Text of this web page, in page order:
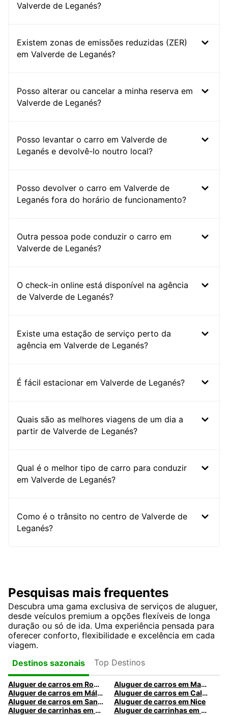
Valverde de Leganés?
Existem zonas de emissões reduzidas (ZER)
em Valverde de Leganés?
Posso alterar ou cancelar a minha reserva em
Valverde de Leganés?
Posso levantar o carro em Valverde de
Leganés e devolvê-lo noutro local?
Posso devolver o carro em Valverde de
Leganés fora do horário de funcionamento?
Outra pessoa pode conduzir o carro em
Valverde de Leganés?
O check-in online está disponível na agência
de Valverde de Leganés?
Existe uma estação de serviço perto da
agência em Valverde de Leganés?
É fácil estacionar em Valverde de Leganés?
Quais são as melhores viagens de um dia a
partir de Valverde de Leganés?
Qual é o melhor tipo de carro para conduzir
em Valverde de Leganés?
Como é o trânsito no centro de Valverde de
Leganés?
Pesquisas mais frequentes
Descubra uma gama exclusiva de serviços de aluguer,
desde veículos premium a opções flexíveis de longa
duração ou só de ida. Uma experiência pensada para
oferecer conforto, flexibilidade e excelência em cada
viagem.
Destinos sazonais
Top Destinos
Aluguer de carros em Roma
Aluguer de carros em Madrid
Aluguer de carros em Málaga
Aluguer de carros em Caldas da Rainha
Aluguer de carros em Santa Maria da Feira
Aluguer de carros em Nice
Aluguer de carrinhas em Nice
Aluguer de carrinhas em Santa Maria da Feira